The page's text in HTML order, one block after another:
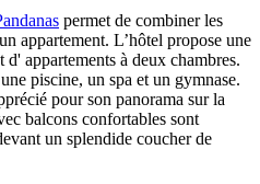
permet de combiner les
appartement. L’hôtel propose une
d' appartements à deux chambres.
piscine, un spa et un gymnase.
pour son panorama sur la
balcons confortables sont
un splendide coucher de